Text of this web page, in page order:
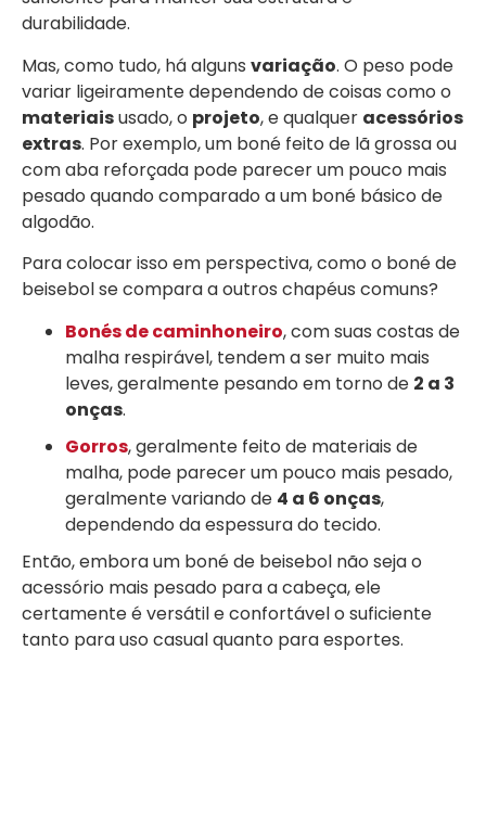
durabilidade.
Mas, como tudo, há alguns variação. O peso pode
variar ligeiramente dependendo de coisas como o
materiaisusado, o projeto, e qualquer acessórios
extras. Por exemplo, um boné feito de lã grossa ou
com aba reforçada pode parecer um pouco mais
pesado quando comparado a um boné básico de
algodão.
Para colocar isso em perspectiva, como o boné de
beisebol se compara a outros chapéus comuns?
Bonés de caminhoneiro, com suas costas de
malha respirável, tendem a ser muito mais
leves, geralmente pesando em torno de 2 a 3
onças.
Gorros, geralmente feito de materiais de
malha, pode parecer um pouco mais pesado,
geralmente variando de 4 a 6 onças,
dependendo da espessura do tecido.
Então, embora um boné de beisebol não seja o
acessório mais pesado para a cabeça, ele
certamente é versátil e confortável o suficiente
tanto para uso casual quanto para esportes.